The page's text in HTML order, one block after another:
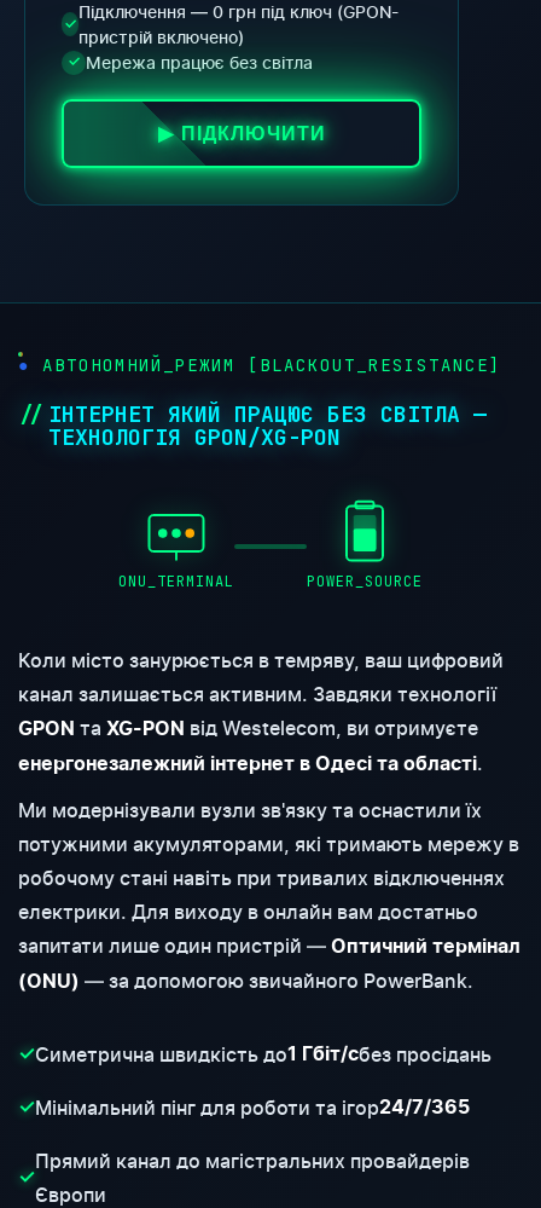
✓
Підключення — 0 грн під ключ (GPON-
пристрій включено)
✓ Мережа працює без світла
▶ ПІДКЛЮЧИТИ
АВТОНОМНИЙ_РЕЖИМ [BLACKOUT_RESISTANCE]
ІНТЕРНЕТ ЯКИЙ ПРАЦЮЄ БЕЗ СВІТЛА —
ТЕХНОЛОГІЯ GPON/XG-PON
ONU_TERMINAL POWER_SOURCE
Коли місто занурюється в темряву, ваш цифровий
канал залишається активним. Завдяки технології
GPON та XG-PON від Westelecom, ви отримуєте
енергонезалежний інтернет в Одесі та області.
Ми модернізували вузли зв'язку та оснастили їх
потужними акумуляторами, які тримають мережу в
робочому стані навіть при тривалих відключеннях
електрики. Для виходу в онлайн вам достатньо
запитати лише один пристрій — Оптичний термінал
(ONU) — за допомогою звичайного PowerBank.
✓Симетрична швидкість до1 Гбіт/сбез просідань
✓Мінімальний пінг для роботи та ігор24/7/365
✓
Прямий канал до магістральних провайдерів
Європи